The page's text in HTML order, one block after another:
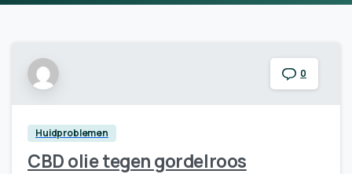
0
Huidproblemen
CBD olie tegen gordelroos